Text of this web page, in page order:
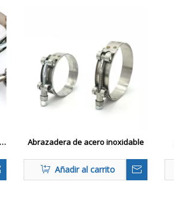
Abrazadera de acero inoxidable
Añadir al carrito